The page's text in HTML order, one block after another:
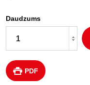
Daudzums
PDF